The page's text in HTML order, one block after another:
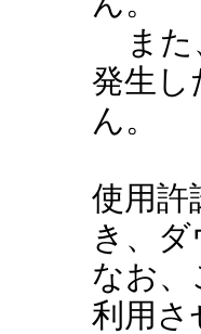
また
発生し
ん。
使用許
き、
なお、
利用さ